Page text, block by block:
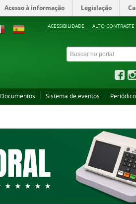
Acesso à informação Legislação
ACESSIBILIDADE ALTO CONTRASTE
Documentos Sistema de eventos